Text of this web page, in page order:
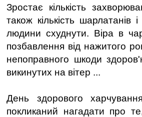
Зростає кількість
також кількість шарлатанів
людини схуднути. Віра в
позбавлення від нажитого
непоправного шкоди
викинутих на вітер ...
День здорового
покликаний нагадати про